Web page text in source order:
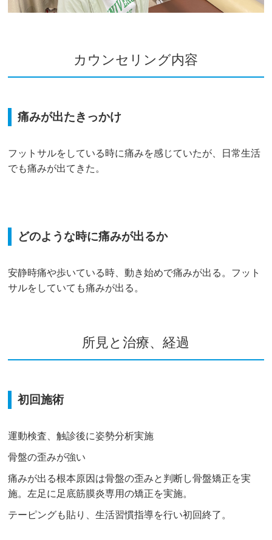
カウンセリング内容
痛みが出たきっかけ
フットサルをしている時に痛みを感じていたが、日常生活
でも痛みが出てきた。
どのような時に痛みが出るか
安静時痛や歩いている時、動き始めで痛みが出る。フット
サルをしていても痛みが出る。
所見と治療、経過
初回施術
運動検査、触診後に姿勢分析実施
骨盤の歪みが強い
痛みが出る根本原因は骨盤の歪みと判断し骨盤矯正を実
施。左足に足底筋膜炎専用の矯正を実施。
テーピングも貼り、生活習慣指導を行い初回終了。